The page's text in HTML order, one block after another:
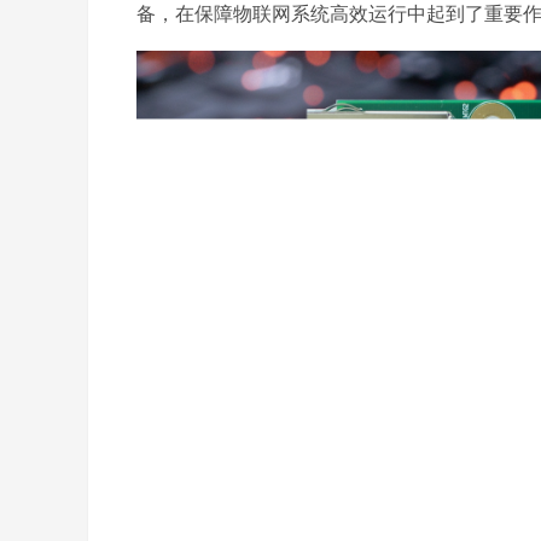
备，在保障物联网系统高效运行中起到了重要